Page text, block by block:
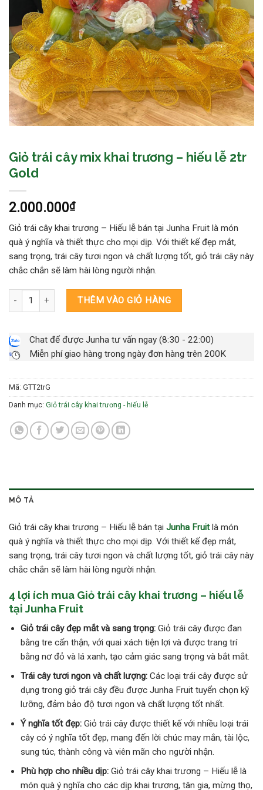
Giỏ trái cây mix khai trương – hiếu lễ 2tr
Gold
2.000.000₫
Giỏ trái cây khai trương – Hiếu lễ bán tại Junha Fruit là món
quà ý nghĩa và thiết thực cho mọi dịp. Với thiết kế đẹp mắt,
sang trọng, trái cây tươi ngon và chất lượng tốt, giỏ trái cây này
chắc chắn sẽ làm hài lòng người nhận.
Giỏ trái cây mix khai trương - hiếu lễ 2tr Gold số lượng
THÊM VÀO GIỎ HÀNG
Chat để được Junha tư vấn ngay (8:30 - 22:00)
Miễn phí giao hàng trong ngày đơn hàng trên 200K
Mã: GTT2trG
Danh mục: Giỏ trái cây khai trương - hiếu lễ
MÔ TẢ
Giỏ trái cây khai trương – Hiếu lễ bán tại Junha Fruitlà món
quà ý nghĩa và thiết thực cho mọi dịp. Với thiết kế đẹp mắt,
sang trọng, trái cây tươi ngon và chất lượng tốt, giỏ trái cây này
chắc chắn sẽ làm hài lòng người nhận.
4 lợi ích mua Giỏ trái cây khai trương – hiếu lễ
tại Junha Fruit
Giỏ trái cây đẹp mắt và sang trọng:Giỏ trái cây được đan
bằng tre cẩn thận, với quai xách tiện lợi và được trang trí
bằng nơ đỏ và lá xanh, tạo cảm giác sang trọng và bắt mắt.
Trái cây tươi ngon và chất lượng:Các loại trái cây được sử
dụng trong giỏ trái cây đều được Junha Fruit tuyển chọn kỹ
lưỡng, đảm bảo độ tươi ngon và chất lượng tốt nhất.
Ý nghĩa tốt đẹp:Giỏ trái cây được thiết kế với nhiều loại trái
cây có ý nghĩa tốt đẹp, mang đến lời chúc may mắn, tài lộc,
sung túc, thành công và viên mãn cho người nhận.
Phù hợp cho nhiều dịp:Giỏ trái cây khai trương – Hiếu lễ là
món quà ý nghĩa cho các dịp khai trương, tân gia, mừng thọ,